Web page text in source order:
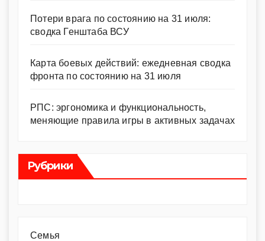
Потери врага по состоянию на 31 июля:
сводка Генштаба ВСУ
Карта боевых действий: ежедневная сводка
фронта по состоянию на 31 июля
РПС: эргономика и функциональность,
меняющие правила игры в активных задачах
Рубрики
Cемья